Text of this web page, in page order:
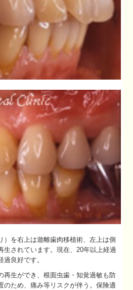
）を右上は遊離歯肉移植術、左上は側
生されています。現在、20年以上経過
良好です。
再生ができ、根面虫歯・知覚過敏も防
のため、痛み等リスクが伴う。保険適